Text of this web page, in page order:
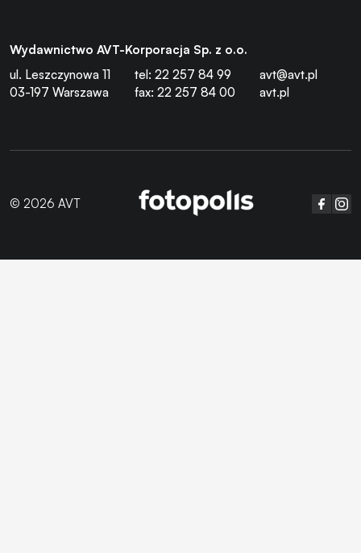
Wydawnictwo AVT-Korporacja Sp. z o.o.
ul. Leszczynowa 11
03-197 Warszawa
tel: 22 257 84 99
fax: 22 257 84 00
avt@avt.pl
avt.pl
© 2026 AVT